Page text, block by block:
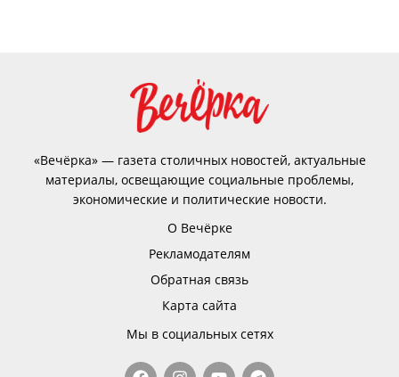
«Вечёрка» — газета столичных новостей, актуальные
материалы, освещающие социальные проблемы,
экономические и политические новости.
О Вечёрке
Рекламодателям
Обратная связь
Карта сайта
Мы в социальных сетях